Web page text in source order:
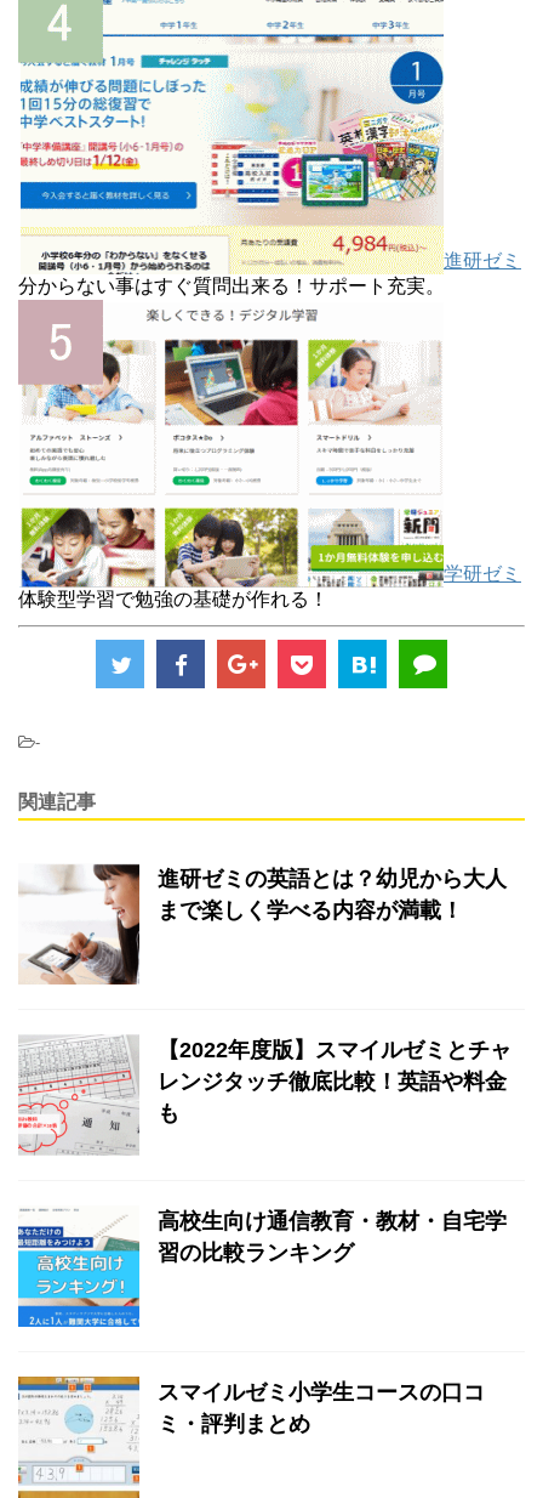
進研ゼミ
分からない事はすぐ質問出来る！サポート充実。
学研ゼミ
体験型学習で勉強の基礎が作れる！
-
関連記事
進研ゼミの英語とは？幼児から大人
まで楽しく学べる内容が満載！
【2022年度版】スマイルゼミとチャ
レンジタッチ徹底比較！英語や料金
も
高校生向け通信教育・教材・自宅学
習の比較ランキング
スマイルゼミ小学生コースの口コ
ミ・評判まとめ